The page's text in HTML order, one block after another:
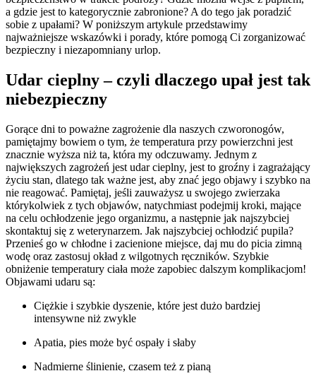
a gdzie jest to kategorycznie zabronione? A do tego jak poradzić
sobie z upałami? W poniższym artykule przedstawimy
najważniejsze wskazówki i porady, które pomogą Ci zorganizować
bezpieczny i niezapomniany urlop.
Udar cieplny – czyli dlaczego upał jest tak
niebezpieczny
Gorące dni to poważne zagrożenie dla naszych czworonogów,
pamiętajmy bowiem o tym, że temperatura przy powierzchni jest
znacznie wyższa niż ta, która my odczuwamy. Jednym z
największych zagrożeń jest udar cieplny, jest to groźny i zagrażający
życiu stan, dlatego tak ważne jest, aby znać jego objawy i szybko na
nie reagować. Pamiętaj, jeśli zauważysz u swojego zwierzaka
którykolwiek z tych objawów, natychmiast podejmij kroki, mające
na celu ochłodzenie jego organizmu, a następnie jak najszybciej
skontaktuj się z weterynarzem. Jak najszybciej ochłodzić pupila?
Przenieś go w chłodne i zacienione miejsce, daj mu do picia zimną
wodę oraz zastosuj okład z wilgotnych ręczników. Szybkie
obniżenie temperatury ciała może zapobiec dalszym komplikacjom!
Objawami udaru są:
Ciężkie i szybkie dyszenie, które jest dużo bardziej
intensywne niż zwykle
Apatia, pies może być ospały i słaby
Nadmierne ślinienie, czasem też z pianą